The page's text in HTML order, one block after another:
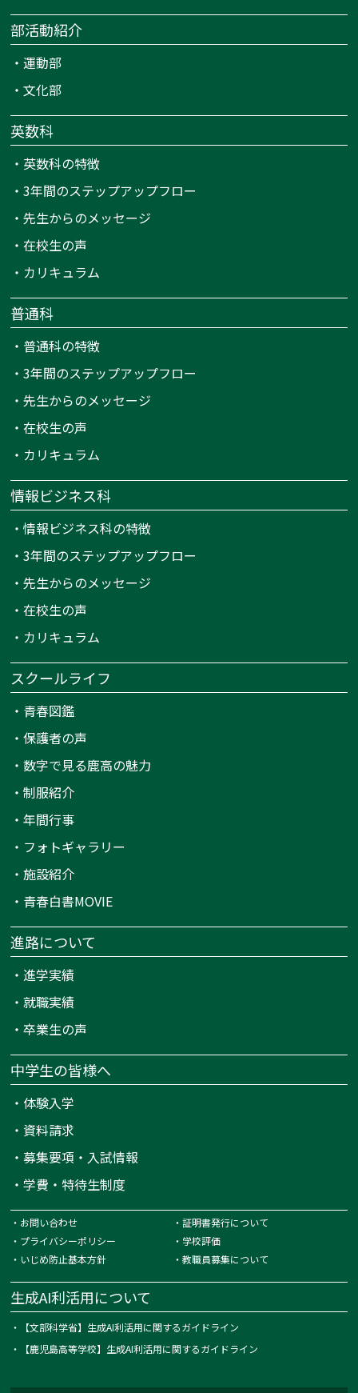
部活動紹介
・運動部
・文化部
英数科
・ 英数科の特徴
・3年間のステップアップフロー
・先生からのメッセージ
・在校生の声
・ カリキュラム
普通科
・ 普通科の特徴
・3年間のステップアップフロー
・先生からのメッセージ
・在校生の声
・ カリキュラム
情報ビジネス科
・情報ビジネス科の特徴
・3年間のステップアップフロー
・先生からのメッセージ
・在校生の声
・ カリキュラム
スクールライフ
・ 青春図鑑
・保護者の声
・数字で見る鹿高の魅力
・制服紹介
・年間行事
・ フォトギャラリー
・施設紹介
・ 青春白書MOVIE
進路について
・進学実績
・就職実績
・卒業生の声
中学生の皆様へ
・ 体験入学
・ 資料請求
・募集要項・入試情報
・学費・特待生制度
・ お問い合わせ ・ 証明書発行について
・ プライバシーポリシー ・ 学校評価
・ いじめ防止基本方針 ・ 教職員募集について
生成AI利活用について
・
【文部科学省】生成AI利活用に関するガイドライン
・
【鹿児島高等学校】生成AI利活用に関するガイドライン